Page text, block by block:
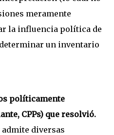
meramente
la influencia política de
un inventario
políticamente
CPPs) que resolvió.
diversas